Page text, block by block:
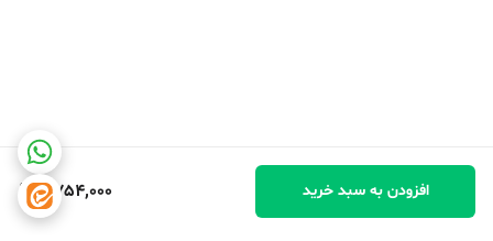
2,754,000 افزودن به سبد خرید